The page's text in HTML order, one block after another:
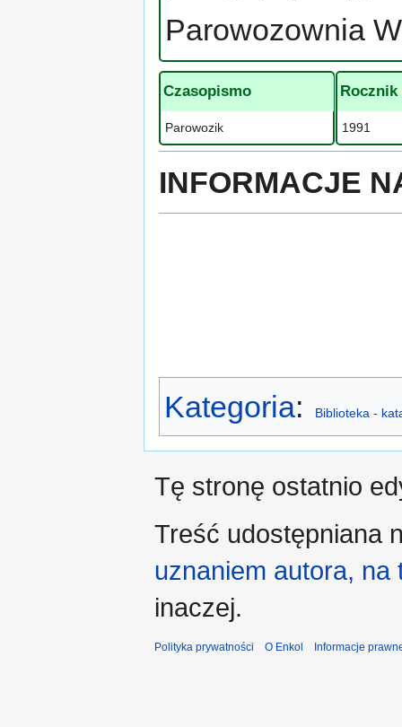
Parowozownia
Czasopismo
Parowozik
Rocznik
1991
INFORMACJE
Kategoria: Biblioteka -
Tę stronę ostatnio
Treść udostępniana
uznaniem autora,
inaczej.
Polityka prywatności O Enkol Informacje